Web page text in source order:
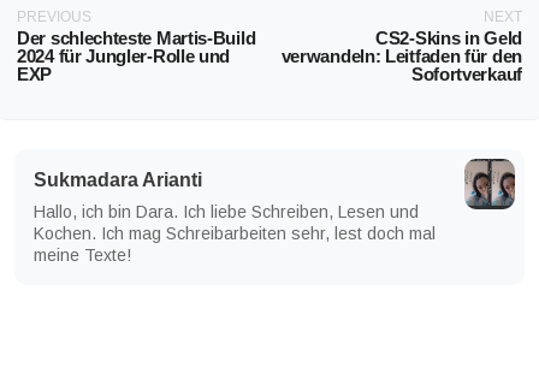
PREVIOUS
Der schlechteste Martis-Build
2024 für Jungler-Rolle und
EXP
NEXT
CS2-Skins in Geld
verwandeln: Leitfaden für den
Sofortverkauf
Sukmadara Arianti
Hallo, ich bin Dara. Ich liebe Schreiben, Lesen und
Kochen. Ich mag Schreibarbeiten sehr, lest doch mal
meine Texte!